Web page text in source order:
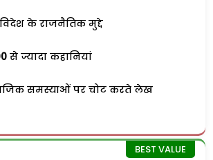
के राजनैतिक मुद्दे
से ज्यादा कहानियां
समस्याओं पर चोट करते लेख